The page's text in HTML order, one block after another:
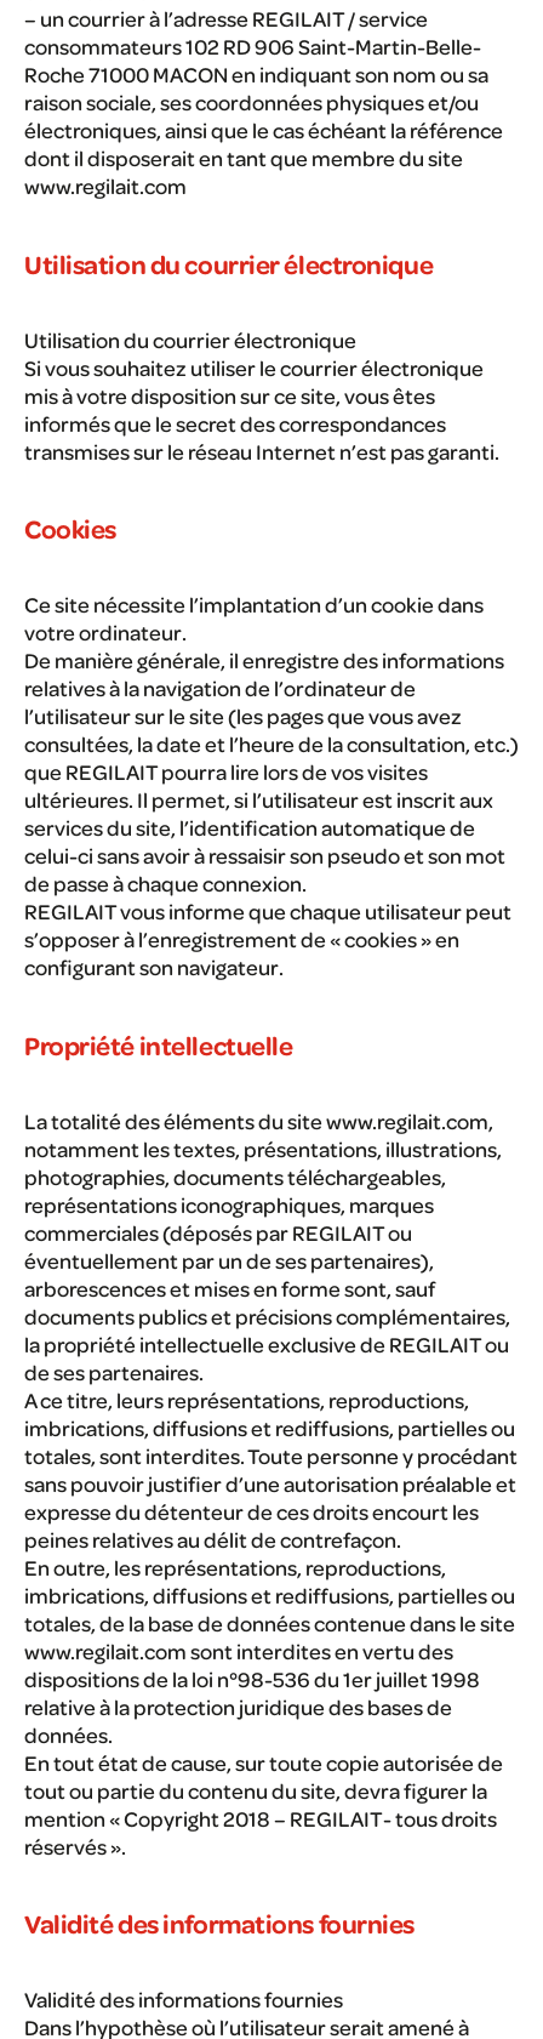
– un courrier à l’adresse REGILAIT / service
consommateurs 102 RD 906 Saint-Martin-Belle-
Roche 71000 MACON en indiquant son nom ou sa
raison sociale, ses coordonnées physiques et/ou
électroniques, ainsi que le cas échéant la référence
dont il disposerait en tant que membre du site
www.regilait.com
Utilisation du courrier électronique
Utilisation du courrier électronique
Si vous souhaitez utiliser le courrier électronique
mis à votre disposition sur ce site, vous êtes
informés que le secret des correspondances
transmises sur le réseau Internet n’est pas garanti.
Cookies
Ce site nécessite l’implantation d’un cookie dans
votre ordinateur.
De manière générale, il enregistre des informations
relatives à la navigation de l’ordinateur de
l’utilisateur sur le site (les pages que vous avez
consultées, la date et l’heure de la consultation, etc.)
que REGILAIT pourra lire lors de vos visites
ultérieures. Il permet, si l’utilisateur est inscrit aux
services du site, l’identification automatique de
celui-ci sans avoir à ressaisir son pseudo et son mot
de passe à chaque connexion.
REGILAIT vous informe que chaque utilisateur peut
s’opposer à l’enregistrement de « cookies » en
configurant son navigateur.
Propriété intellectuelle
La totalité des éléments du site www.regilait.com,
notamment les textes, présentations, illustrations,
photographies, documents téléchargeables,
représentations iconographiques, marques
commerciales (déposés par REGILAIT ou
éventuellement par un de ses partenaires),
arborescences et mises en forme sont, sauf
documents publics et précisions complémentaires,
la propriété intellectuelle exclusive de REGILAIT ou
de ses partenaires.
A ce titre, leurs représentations, reproductions,
imbrications, diffusions et rediffusions, partielles ou
totales, sont interdites. Toute personne y procédant
sans pouvoir justifier d’une autorisation préalable et
expresse du détenteur de ces droits encourt les
peines relatives au délit de contrefaçon.
En outre, les représentations, reproductions,
imbrications, diffusions et rediffusions, partielles ou
totales, de la base de données contenue dans le site
www.regilait.com sont interdites en vertu des
dispositions de la loi n°98-536 du 1er juillet 1998
relative à la protection juridique des bases de
données.
En tout état de cause, sur toute copie autorisée de
tout ou partie du contenu du site, devra figurer la
mention « Copyright 2018 – REGILAIT- tous droits
réservés ».
Validité des informations fournies
Validité des informations fournies
Dans l’hypothèse où l’utilisateur serait amené à